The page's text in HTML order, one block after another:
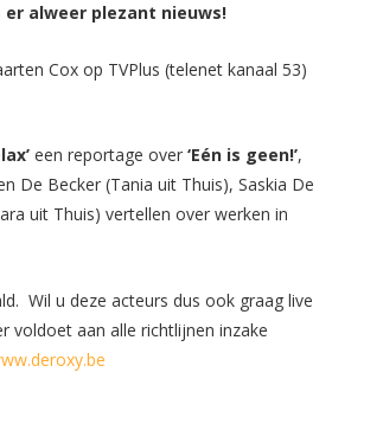
alweer plezant nieuws!
Cox op TVPlus (telenet kanaal 53)
een reportage over‘Eén is geen!’,
De Becker (Tania uit Thuis), Saskia De
uit Thuis) vertellen over werken in
Wil u deze acteurs dus ook graag live
voldoet aan alle richtlijnen inzake